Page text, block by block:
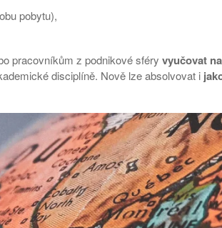
pobytu),
pracovníkům z podnikové sféry vyučovat
disciplíně. Nově lze absolvovat i